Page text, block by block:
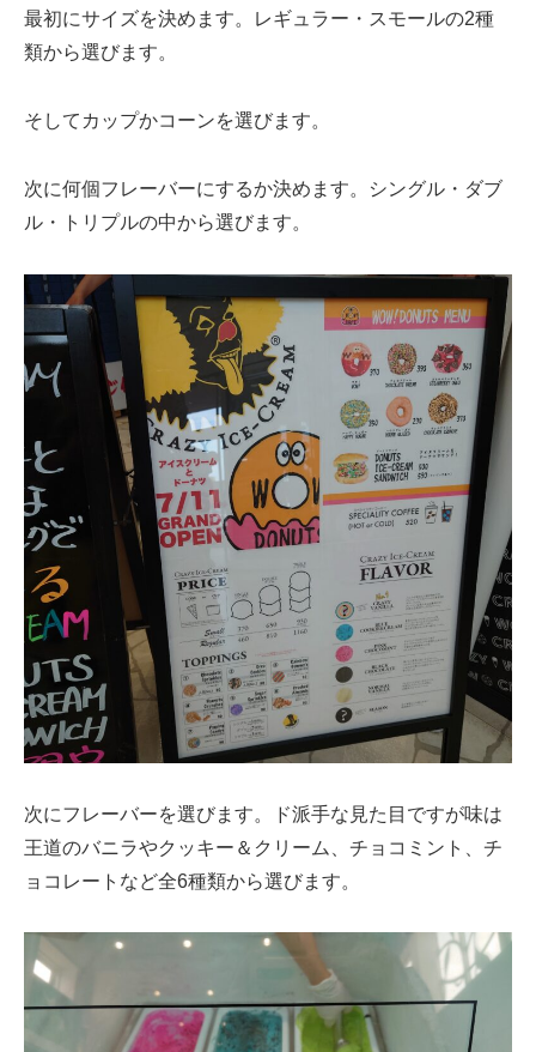
最初にサイズを決めます。レギュラー・スモールの2種
類から選びます。
そしてカップかコーンを選びます。
次に何個フレーバーにするか決めます。シングル・ダブ
ル・トリプルの中から選びます。
次にフレーバーを選びます。ド派手な見た目ですが味は
王道のバニラやクッキー＆クリーム、チョコミント、チ
ョコレートなど全6種類から選びます。